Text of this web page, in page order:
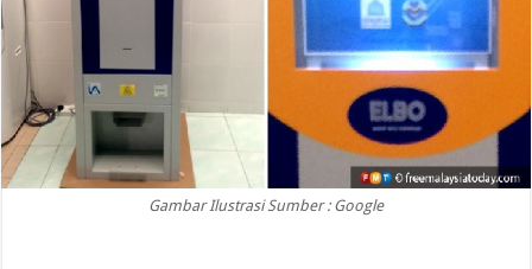
Gambar Ilustrasi Sumber : Google